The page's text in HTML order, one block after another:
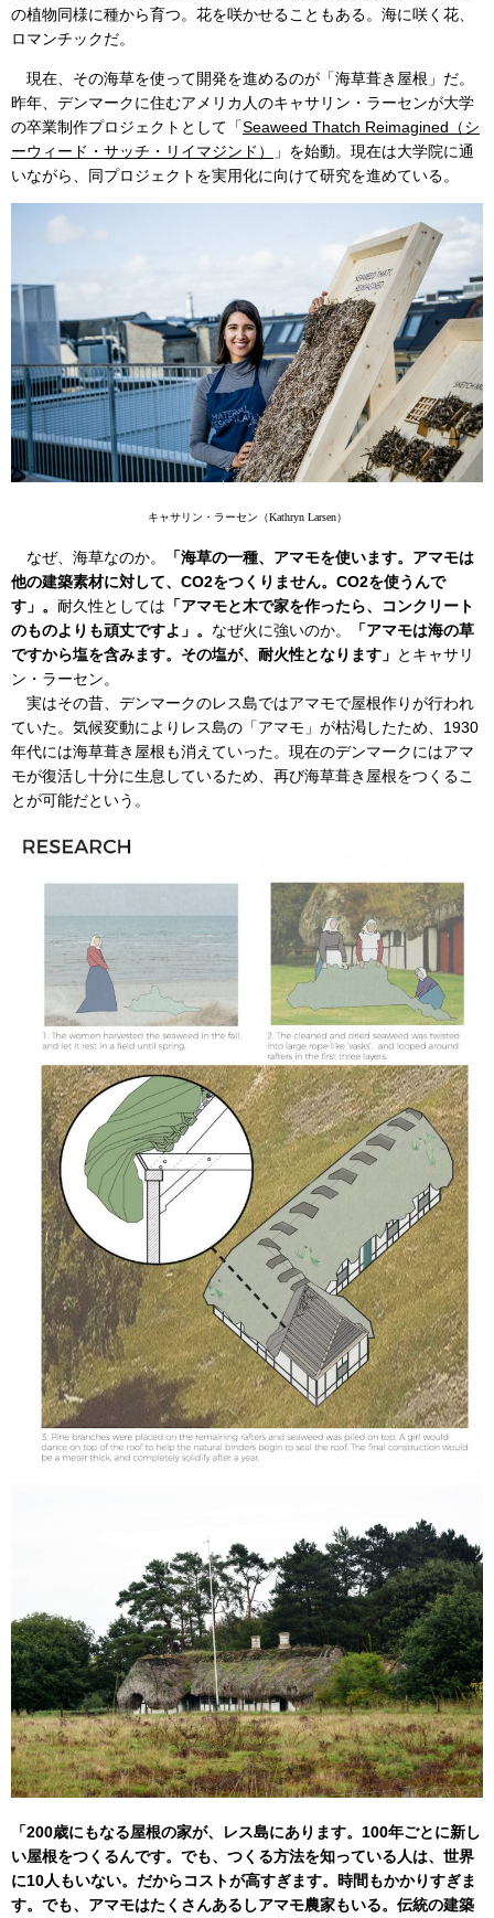
の植物同様に種から育つ。花を咲かせることもある。海に咲く花、
ロマンチックだ。
現在、その海草を使って開発を進めるのが「海草葺き屋根」だ。
昨年、デンマークに住むアメリカ人のキャサリン・ラーセンが大学
の卒業制作プロジェクトとして「Seaweed Thatch Reimagined（シ
ーウィード・サッチ・リイマジンド）
」を始動。現在は大学院に通
いながら、同プロジェクトを実用化に向けて研究を進めている。
キャサリン・ラーセン（Kathryn Larsen）
なぜ、海草なのか。
「海草の一種、アマモを使います。アマモは
他の建築素材に対して、CO2をつくりません。CO2を使うんで
す」。 耐久性としては 「アマモと木で家を作ったら、コンクリート
のものよりも頑丈ですよ」。 なぜ火に強いのか。
「アマモは海の草
ですから塩を含みます。その塩が、耐火性となります」 とキャサリ
ン・ラーセン。
実はその昔、デンマークのレス島ではアマモで屋根作りが行われ
ていた。気候変動によりレス島の「アマモ」が枯渇したため、1930
年代には海草葺き屋根も消えていった。現在のデンマークにはアマ
モが復活し十分に生息しているため、再び海草葺き屋根をつくるこ
とが可能だという。
「200歳にもなる屋根の家が、レス島にあります。100年ごとに新し
い屋根をつくるんです。でも、つくる方法を知っている人は、世界
に10人もいない。だからコストが高すぎます。時間もかかりすぎま
す。でも、アマモはたくさんあるしアマモ農家もいる。伝統の建築